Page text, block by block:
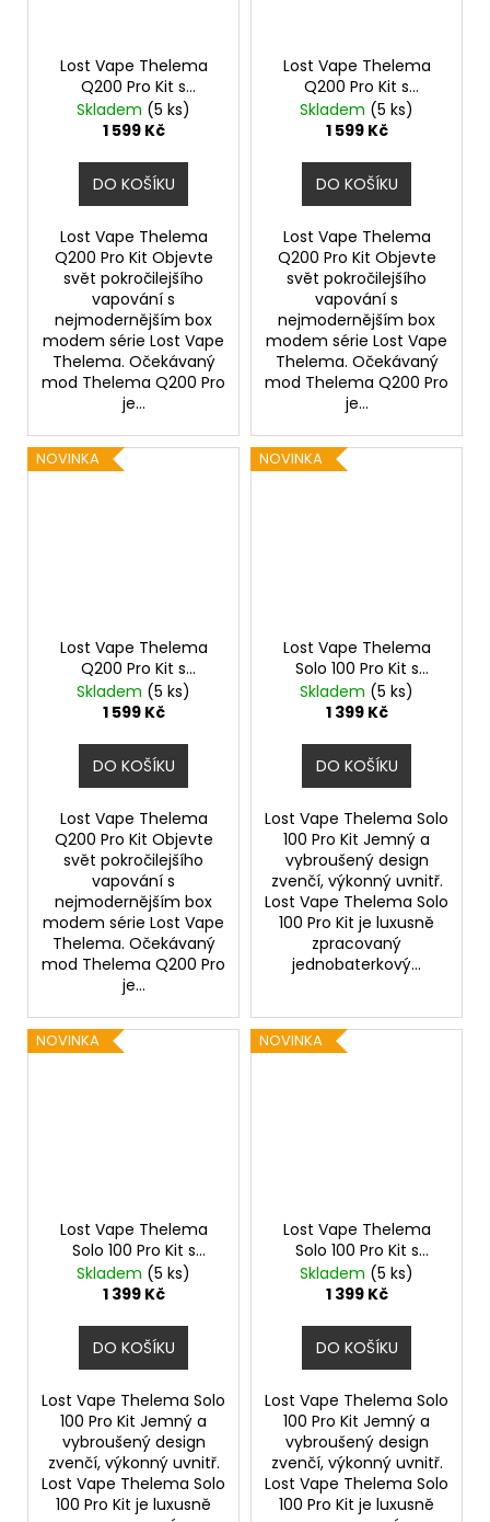
Lost Vape Thelema
Q200 Pro Kit s
Centaurus Sub Ohm
Tank V2 (Desert
Skladem (5 ks)
1 599 Kč
DO KOŠÍKU
Lost Vape Thelema
Q200 Pro Kit Objevte
svět pokročilejšího
vapování s
nejmodernějším box
modem série Lost Vape
Thelema. Očekávaný
mod Thelema Q200 Pro
je...
Lost Vape Thelema
Q200 Pro Kit s
Centaurus Sub Ohm
Tank V2 (Dark
Skladem (5 ks)
1 599 Kč
DO KOŠÍKU
Lost Vape Thelema
Q200 Pro Kit Objevte
svět pokročilejšího
vapování s
nejmodernějším box
modem série Lost Vape
Thelema. Očekávaný
mod Thelema Q200 Pro
je...
NOVINKA
Lost Vape Thelema
Q200 Pro Kit s
Centaurus Sub Ohm
Tank V2 (Armor
Skladem (5 ks)
1 599 Kč
DO KOŠÍKU
Lost Vape Thelema
Q200 Pro Kit Objevte
svět pokročilejšího
vapování s
nejmodernějším box
modem série Lost Vape
Thelema. Očekávaný
mod Thelema Q200 Pro
je...
NOVINKA
Lost Vape Thelema
Solo 100 Pro Kit s
Centaurus Sub Ohm
Tank V2 (Wavy Silver)
Skladem (5 ks)
1 399 Kč
DO KOŠÍKU
Lost Vape Thelema Solo
100 Pro Kit Jemný a
vybroušený design
zvenčí, výkonný uvnitř.
Lost Vape Thelema Solo
100 Pro Kit je luxusně
zpracovaný
jednobaterkový...
NOVINKA
Lost Vape Thelema
Solo 100 Pro Kit s
Centaurus Sub Ohm
Tank V2 (Wavy Gold)
Skladem (5 ks)
1 399 Kč
DO KOŠÍKU
Lost Vape Thelema Solo
100 Pro Kit Jemný a
vybroušený design
zvenčí, výkonný uvnitř.
Lost Vape Thelema Solo
100 Pro Kit je luxusně
NOVINKA
Lost Vape Thelema
Solo 100 Pro Kit s
Centaurus Sub Ohm
Tank V2 (Pink Python)
Skladem (5 ks)
1 399 Kč
DO KOŠÍKU
Lost Vape Thelema Solo
100 Pro Kit Jemný a
vybroušený design
zvenčí, výkonný uvnitř.
Lost Vape Thelema Solo
100 Pro Kit je luxusně